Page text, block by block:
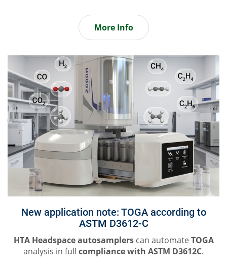
More Info
New application note: TOGA according to
ASTM D3612-C
HTA Headspace autosamplers can automateTOGA
analysis in full compliancewith ASTM D3612C.